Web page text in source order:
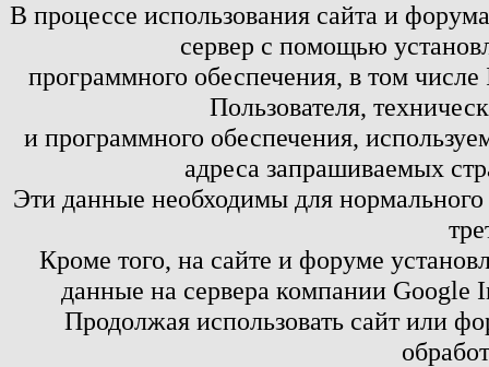
В процессе использования сайта и
сервер с помощью
программного обеспечения, в том
Пользователя,
и программного обеспечения,
адреса запрашиваемых
Эти данные необходимы для
Кроме того, на сайте и форуме
данные на сервера компании
Продолжая использовать сайт или